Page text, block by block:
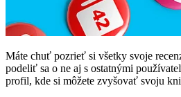
Máte chuť pozrieť si všetky svoje
podeliť sa o ne aj s ostatnými
profil, kde si môžete zvyšovať svoju